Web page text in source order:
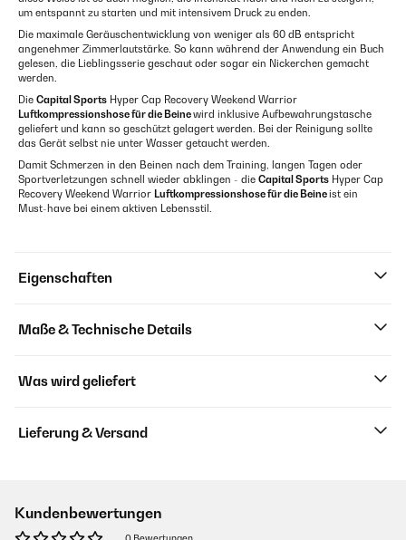
um entspannt zu starten und mit intensivem Druck zu enden.
Die maximale Geräuschentwicklung von weniger als 60 dB entspricht
angenehmer Zimmerlautstärke. So kann während der Anwendung ein Buch
gelesen, die Lieblingsserie geschaut oder sogar ein Nickerchen gemacht
werden.
Die Capital Sports Hyper Cap Recovery Weekend Warrior
Luftkompressionshose für die Beinewird inklusive Aufbewahrungstasche
geliefert und kann so geschützt gelagert werden. Bei der Reinigung sollte
das Gerät selbst nie unter Wasser getaucht werden.
Damit Schmerzen in den Beinen nach dem Training, langen Tagen oder
Sportverletzungen schnell wieder abklingen - die Capital Sports Hyper Cap
Recovery Weekend Warrior Luftkompressionshose für die Beineist ein
Must-have bei einem aktiven Lebensstil.
Eigenschaften
Maße & Technische Details
Was wird geliefert
Lieferung & Versand
Kundenbewertungen